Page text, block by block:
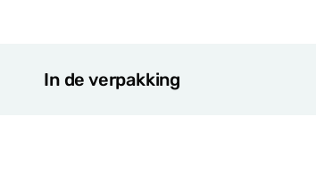
In de verpakking